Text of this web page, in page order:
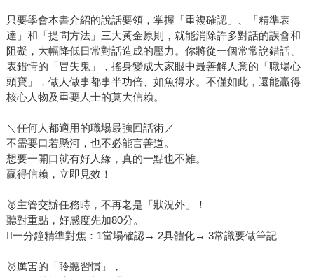
只要學會本書介紹的說話要領，掌握「重複確認」、「精準表
達」和「提問方法」三大黃金原則，就能消除許多對話的誤會和
阻礙，大幅降低日常對話造成的壓力。你將從一個常常說錯話、
表錯情的「冒失鬼」，搖身變成大家眼中最善解人意的「職場心
頭寶」，做人做事都事半功倍、如魚得水。不僅如此，還能贏得
核心人物及重要人士的莫大信賴。
＼任何人都適用的職場最強回話術／
不需要口若懸河，也不必能言善道。
想要一開口就有好人緣，真的一點也不難。
贏得信賴，立即見效！
🥇主管交辦任務時，不再老是「狀況外」！
聽對重點，好感度先加80分。
一分鐘精準對焦：1當場確認→ 2具體化→ 3常識要做筆記
🥇厲害的「聆聽習慣」，